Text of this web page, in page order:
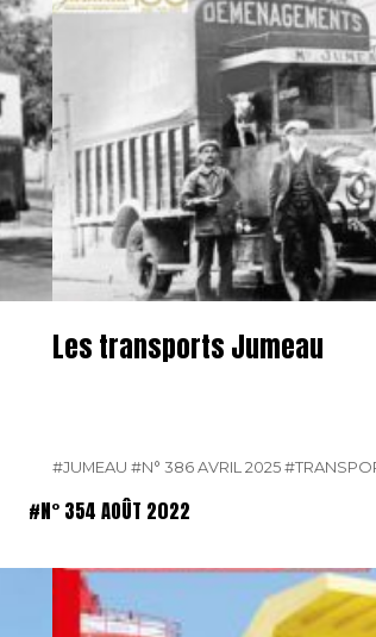
Les transports Jumeau
#JUMEAU #N° 386 AVRIL 2025
#N° 354 AOÛT 2022